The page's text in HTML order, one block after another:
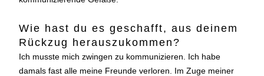
Wie hast du es geschafft, aus deinem
Rückzug herauszukommen?
Ich musste mich zwingen zu kommunizieren. Ich habe
damals fast alle meine Freunde verloren. Im Zuge meiner